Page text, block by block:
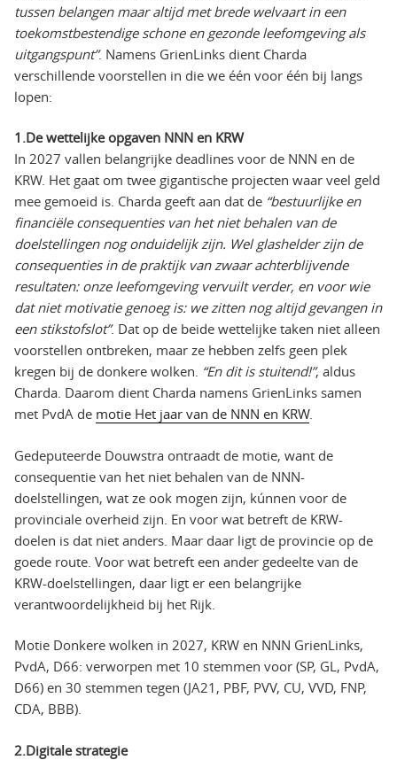
tussen belangen maar altijd met brede welvaart in een
toekomstbestendige schone en gezonde leefomgeving als
uitgangspunt”. Namens GrienLinks dient Charda
verschillende voorstellen in die we één voor één bij langs
lopen:
1.De wettelijke opgaven NNN en KRW
In 2027 vallen belangrijke deadlines voor de NNN en de
KRW. Het gaat om twee gigantische projecten waar veel geld
mee gemoeid is. Charda geeft aan dat de “bestuurlijke en
financiële consequenties van het niet behalen van de
doelstellingen nog onduidelijk zijn. Wel glashelder zijn de
consequenties in de praktijk van zwaar achterblijvende
resultaten: onze leefomgeving vervuilt verder, en voor wie
dat niet motivatie genoeg is: we zitten nog altijd gevangen in
een stikstofslot”. Dat op de beide wettelijke taken niet alleen
voorstellen ontbreken, maar ze hebben zelfs geen plek
kregen bij de donkere wolken. “En dit is stuitend!”, aldus
Charda. Daarom dient Charda namens GrienLinks samen
met PvdA de motie Het jaar van de NNN en KRW.
Gedeputeerde Douwstra ontraadt de motie, want de
consequentie van het niet behalen van de NNN-
doelstellingen, wat ze ook mogen zijn, kúnnen voor de
provinciale overheid zijn. En voor wat betreft de KRW-
doelen is dat niet anders. Maar daar ligt de provincie op de
goede route. Voor wat betreft een ander gedeelte van de
KRW-doelstellingen, daar ligt er een belangrijke
verantwoordelijkheid bij het Rijk.
Motie Donkere wolken in 2027, KRW en NNN GrienLinks,
PvdA, D66: verworpen met 10 stemmen voor (SP, GL, PvdA,
D66) en 30 stemmen tegen (JA21, PBF, PVV, CU, VVD, FNP,
CDA, BBB).
2.Digitale strategie